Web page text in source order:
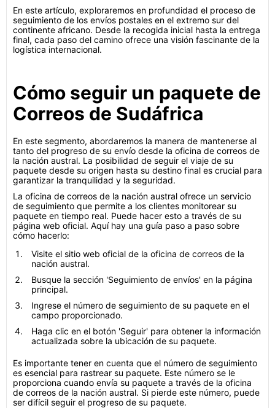
En este artículo, exploraremos en profundidad el proceso de
seguimiento de los envíos postales en el extremo sur del
continente africano. Desde la recogida inicial hasta la entrega
final, cada paso del camino ofrece una visión fascinante de la
logística internacional.
Cómo seguir un paquete de
Correos de Sudáfrica
En este segmento, abordaremos la manera de mantenerse al
tanto del progreso de su envío desde la oficina de correos de
la nación austral. La posibilidad de seguir el viaje de su
paquete desde su origen hasta su destino final es crucial para
garantizar la tranquilidad y la seguridad.
La oficina de correos de la nación austral ofrece un servicio
de seguimiento que permite a los clientes monitorear su
paquete en tiempo real. Puede hacer esto a través de su
página web oficial. Aquí hay una guía paso a paso sobre
cómo hacerlo:
Visite el sitio web oficial de la oficina de correos de la
nación austral.
Busque la sección 'Seguimiento de envíos' en la página
principal.
Ingrese el número de seguimiento de su paquete en el
campo proporcionado.
Haga clic en el botón 'Seguir' para obtener la información
actualizada sobre la ubicación de su paquete.
Es importante tener en cuenta que el número de seguimiento
es esencial para rastrear su paquete. Este número se le
proporciona cuando envía su paquete a través de la oficina
de correos de la nación austral. Si pierde este número, puede
ser difícil seguir el progreso de su paquete.